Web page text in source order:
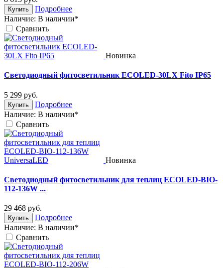
Купить
Подробнее
Наличие: В наличии*
Cравнить
Новинка
Светодиодный фитосветильник ECOLED-30LX Fito IP65
5 299 руб.
Купить
Подробнее
Наличие: В наличии*
Cравнить
Новинка
Светодиодный фитосветильник для теплиц ECOLED-BIO-
112-136W ...
29 468 руб.
Купить
Подробнее
Наличие: В наличии*
Cравнить